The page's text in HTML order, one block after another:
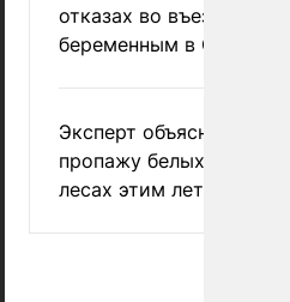
отказах во въезде
беременным в США
Эксперт объяснил
пропажу белых грибов
лесах этим летом